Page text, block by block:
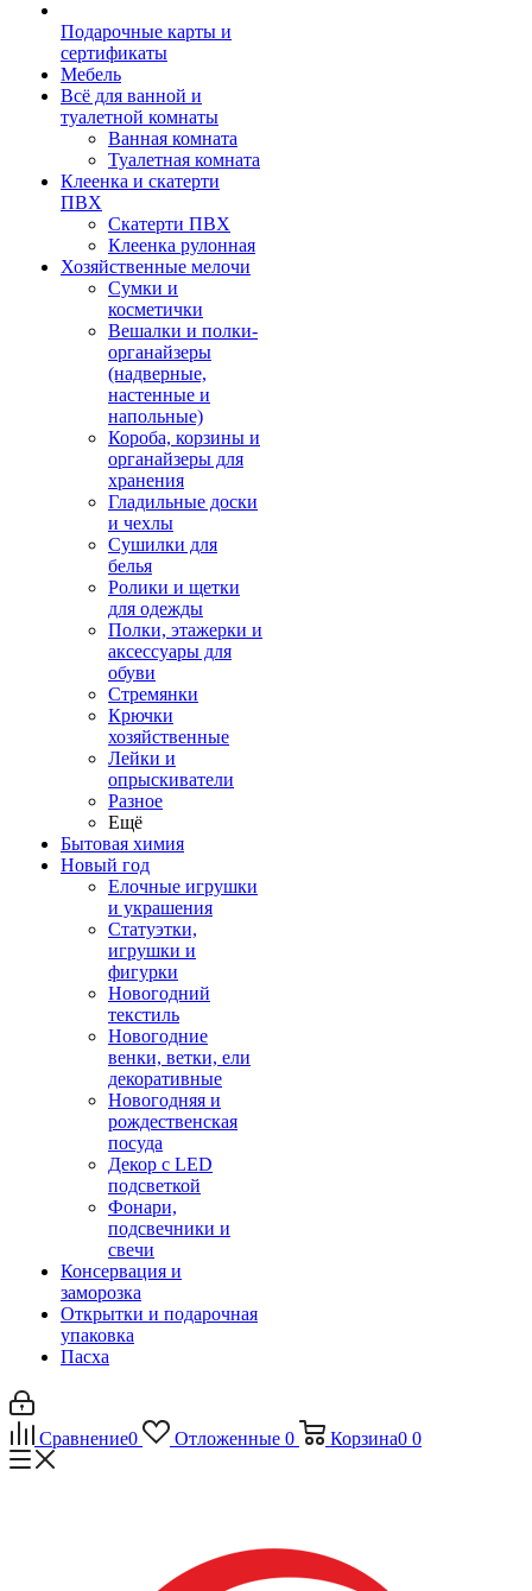
Подарочные карты и
сертификаты
Мебель
Всё для ванной и
туалетной комнаты
Ванная комната
Туалетная комната
Клеенка и скатерти
ПВХ
Скатерти ПВХ
Клеенка рулонная
Хозяйственные мелочи
Сумки и
косметички
Вешалки и полки-
органайзеры
(надверные,
настенные и
напольные)
Короба, корзины и
органайзеры для
хранения
Гладильные доски
и чехлы
Сушилки для
белья
Ролики и щетки
для одежды
Полки, этажерки и
аксессуары для
обуви
Стремянки
Крючки
хозяйственные
Лейки и
опрыскиватели
Разное
Ещё
Бытовая химия
Новый год
Елочные игрушки
и украшения
Статуэтки,
игрушки и
фигурки
Новогодний
текстиль
Новогодние
венки, ветки, ели
декоративные
Новогодняя и
рождественская
посуда
Декор с LED
подсветкой
Фонари,
подсвечники и
свечи
Консервация и
заморозка
Открытки и подарочная
упаковка
Пасха
Сравнение0 Отложенные 0 Корзина0 0